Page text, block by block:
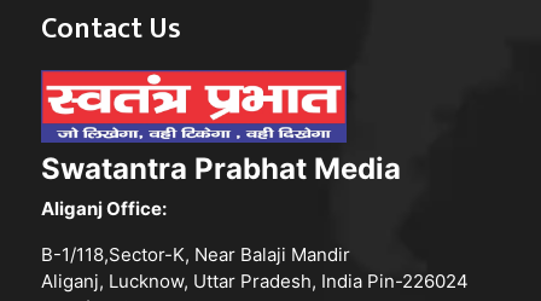
Contact Us
Swatantra Prabhat Media
Aliganj Office:
B-1/118,Sector-K, Near Balaji Mandir
Aliganj, Lucknow, Uttar Pradesh, India Pin-226024